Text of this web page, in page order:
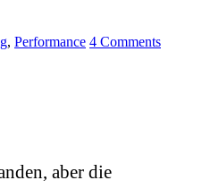
, Performance 4 Comments
aber die